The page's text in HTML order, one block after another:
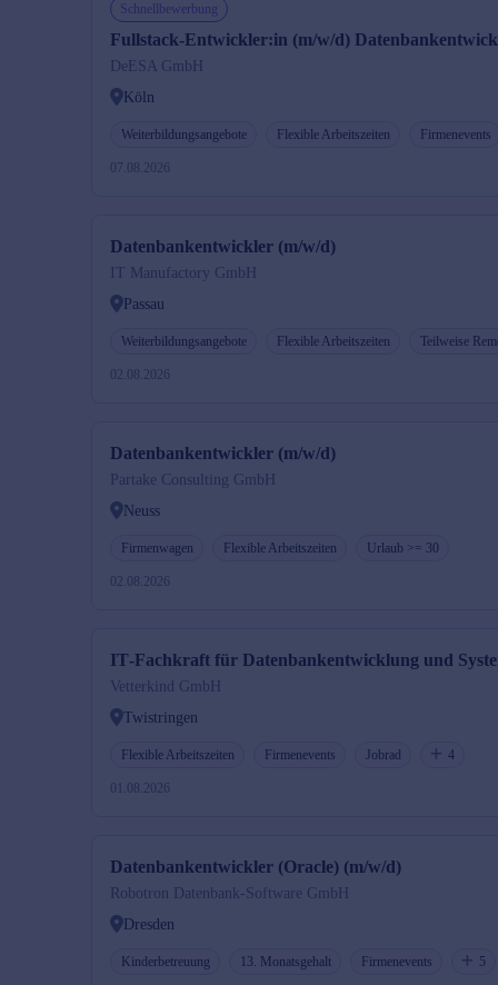
Schnellbewerbung
Fullstack-Entwickler:in (m/w/d)
DeESA GmbH
Köln
Weiterbildungsangebote Flexible Arbeitszeiten Firmenevents
07.08.2026
Datenbankentwickler (m/w/d)
IT Manufactory GmbH
Passau
Weiterbildungsangebote Flexible Arbeitszeiten Teilweise
02.08.2026
Datenbankentwickler (m/w/d)
Partake Consulting GmbH
Neuss
Firmenwagen Flexible Arbeitszeiten Urlaub >= 30
02.08.2026
IT‑Fachkraft für Datenbankentwicklung und
Vetterkind GmbH
Twistringen
Flexible Arbeitszeiten Firmenevents Jobrad 4
01.08.2026
Datenbankentwickler (Oracle) (m/w/d)
Robotron Datenbank-Software GmbH
Dresden
Kinderbetreuung 13. Monatsgehalt Firmenevents 5